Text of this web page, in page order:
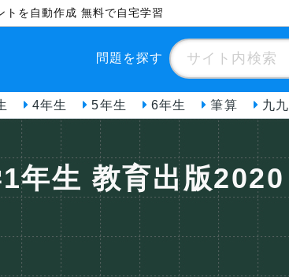
を自動作成 無料で自宅学習
問題を探す
4年生 5年生 6年生 筆算 九九
年生 教育出版2020